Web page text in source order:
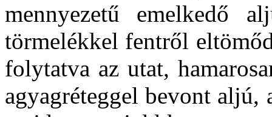
mennyezetű emelkedő
törmelékkel fentről
folytatva az utat,
agyagréteggel bevont aljú,